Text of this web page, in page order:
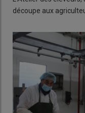
découpe aux